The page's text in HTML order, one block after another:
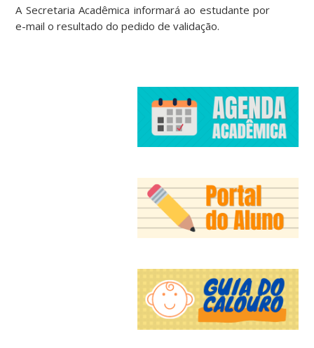
A Secretaria Acadêmica informará ao estudante por
e-mail o resultado do pedido de validação.